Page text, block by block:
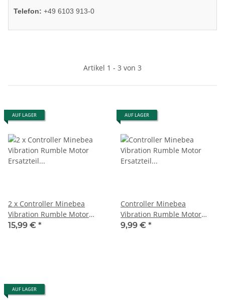
Telefon: +49 6103 913-0
Artikel 1 - 3 von 3
AUF LAGER
2 x Controller Minebea
Vibration Rumble Motor
Ersatzteil für Sony Ps5
15,99 € *
AUF LAGER
Controller Minebea
Vibration Rumble Motor
Ersatzteil für Sony Ps5
9,99 € *
AUF LAGER